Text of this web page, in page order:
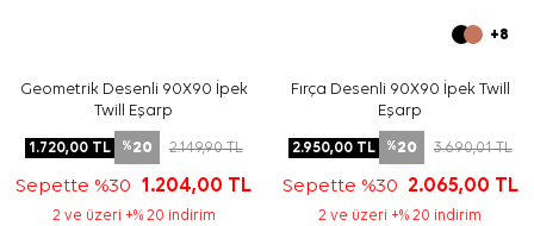
Geometrik Desenli 90X90 İpek
Twill Eşarp
1.720,00TL %20 2.149,90TL
Sepette %30 1.204,00 TL
2 ve üzeri +% 20 indirim
+8
Fırça Desenli 90X90 İpek Twill
Eşarp
2.950,00TL %20 3.690,01TL
Sepette %30 2.065,00 TL
2 ve üzeri +% 20 indirim